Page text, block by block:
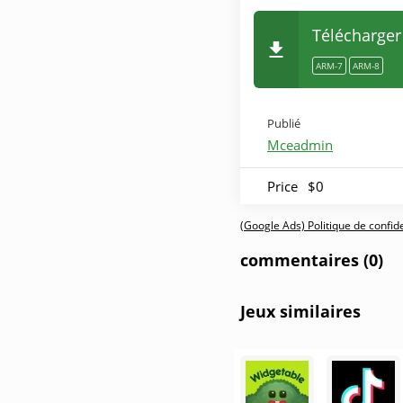
Télécharger
ARM-7 ARM-8
Publié
Mceadmin
Price $0
(Google Ads) Politique de
commentaires (0)
Jeux similaires